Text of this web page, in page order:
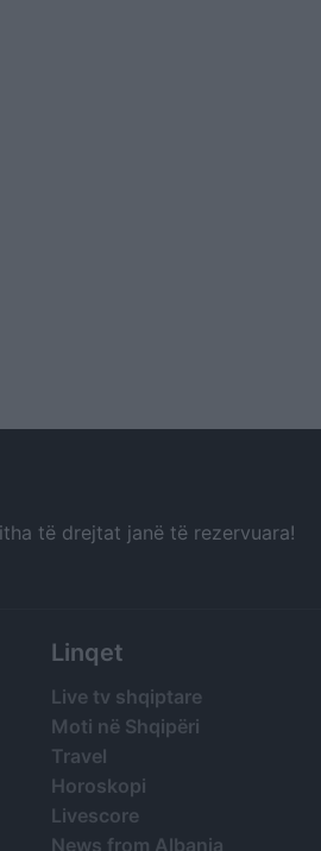
të drejtat janë të rezervuara!
Linqet
Live tv shqiptare
Moti në Shqipëri
Travel
Horoskopi
Livescore
News from Albania